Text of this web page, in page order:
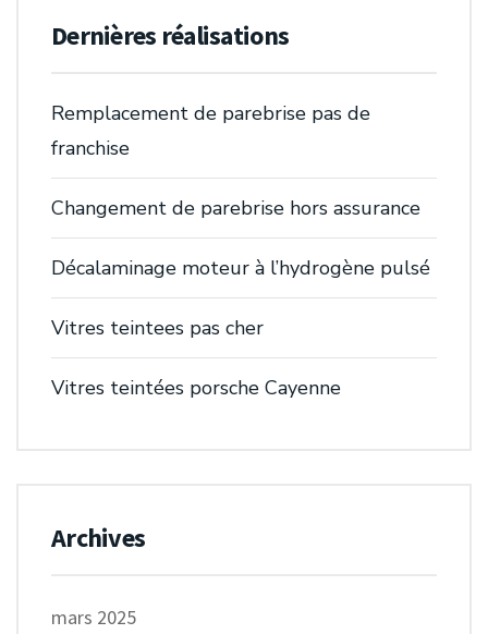
Dernières réalisations
Remplacement de parebrise pas de
franchise
Changement de parebrise hors assurance
Décalaminage moteur à l’hydrogène pulsé
Vitres teintees pas cher
Vitres teintées porsche Cayenne
Archives
mars 2025